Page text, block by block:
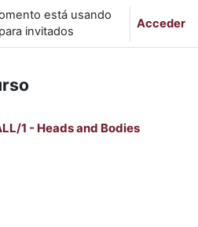
está usando
invitados
Acceder
1 - Heads and Bodies